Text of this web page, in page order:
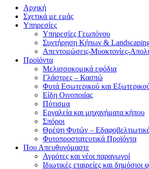
Αρχική
Σχετικά με εμάς
Υπηρεσίες
Υπηρεσίες Γεωπόνου
Συντήρηση Κήπων &
Απεντομώσεις-Μυοκτονίες-
Προϊόντα
Μελισσοκομικά εφόδια
Γλάστρες – Κασπώ
Φυτά Εσωτερικού και
Είδη Οινοποιίας
Πότισμα
Εργαλεία και μηχανήματα κήπου
Σπόροι
Θρέψη Φυτών –
Φυτοπροστατευτικά Προϊόντα
Που Απευθυνόμαστε
Αγρότες και νέοι παραγωγοί
Ιδιωτικές εταιρείες και δημόσιοι